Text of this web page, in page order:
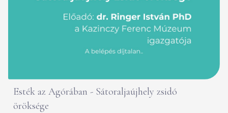
Esték az Agórában - Sátoraljaújhely zsidó
öröksége